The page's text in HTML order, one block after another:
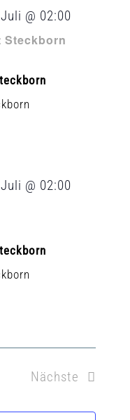
Steckborn
@ 02:00
@ 02:00
Nächste